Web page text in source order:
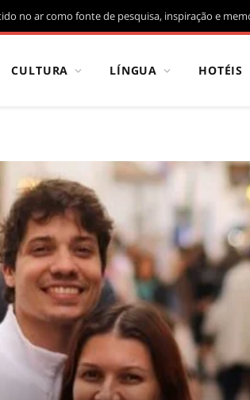
no ar como fonte de pesquisa, inspiração e
CULTURA LÍNGUA HOTÉIS